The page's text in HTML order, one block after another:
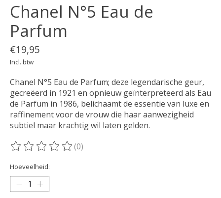
Chanel N°5 Eau de
Parfum
€19,95
Incl. btw
Chanel N°5 Eau de Parfum; deze legendarische geur,
gecreëerd in 1921 en opnieuw geïnterpreteerd als Eau
de Parfum in 1986, belichaamt de essentie van luxe en
raffinement voor de vrouw die haar aanwezigheid
subtiel maar krachtig wil laten gelden.
De beoordeling van dit product is
(0)
Hoeveelheid: